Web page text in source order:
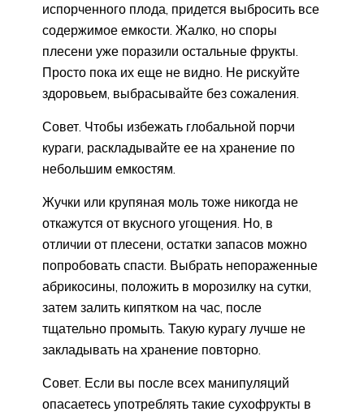
испорченного плода, придется выбросить все
содержимое емкости. Жалко, но споры
плесени уже поразили остальные фрукты.
Просто пока их еще не видно. Не рискуйте
здоровьем, выбрасывайте без сожаления.
Совет. Чтобы избежать глобальной порчи
кураги, раскладывайте ее на хранение по
небольшим емкостям.
Жучки или крупяная моль тоже никогда не
откажутся от вкусного угощения. Но, в
отличии от плесени, остатки запасов можно
попробовать спасти. Выбрать непораженные
абрикосины, положить в морозилку на сутки,
затем залить кипятком на час, после
тщательно промыть. Такую курагу лучше не
закладывать на хранение повторно.
Совет. Если вы после всех манипуляций
опасаетесь употреблять такие сухофрукты в